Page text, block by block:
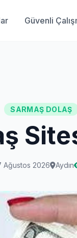
Güvenli
SARMAŞ DOLAŞ
Ağustos 2026 Aydın